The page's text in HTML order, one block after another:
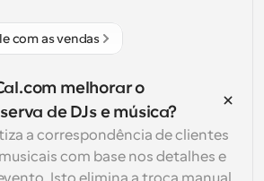
com as vendas
melhorar o
de DJs e música?
a correspondência de clientes
com base nos detalhes e